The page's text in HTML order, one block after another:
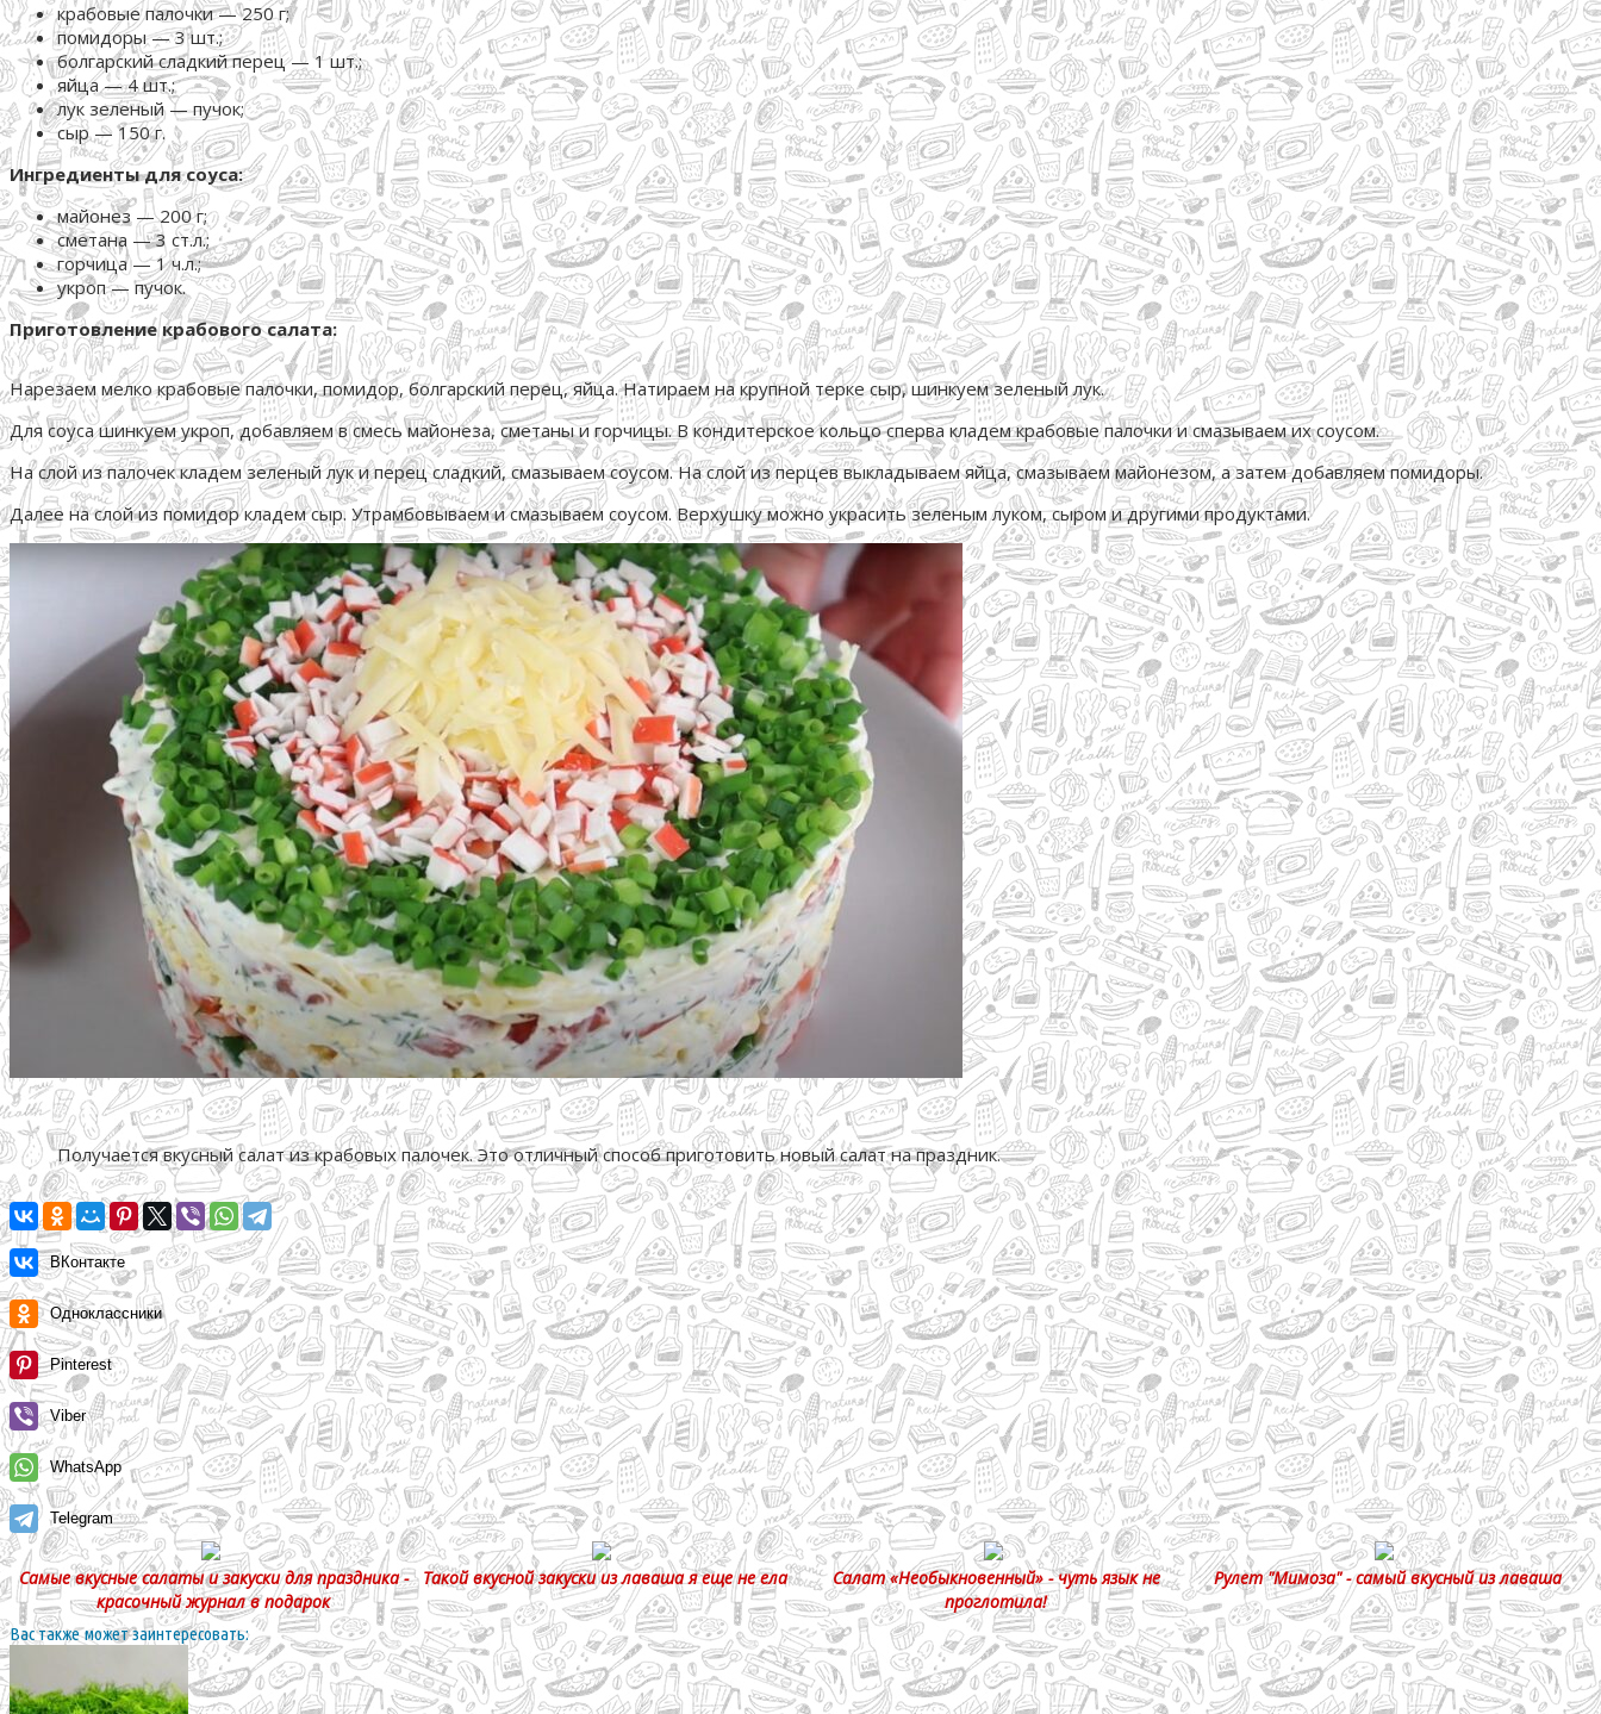
крабовые палочки — 250 г;
помидоры — 3 шт.;
болгарский сладкий перец — 1 шт.;
яйца — 4 шт.;
лук зеленый — пучок;
сыр — 150 г.
Ингредиенты для соуса:
майонез — 200 г;
сметана — 3 ст.л.;
горчица — 1 ч.л.;
укроп — пучок.
Приготовление крабового салата:
Нарезаем мелко крабовые палочки, помидор, болгарский перец, яйца. Натираем на крупной терке сыр, шинкуем зеленый лук.
Для соуса шинкуем укроп, добавляем в смесь майонеза, сметаны и горчицы. В кондитерское кольцо сперва кладем крабовые палочки и смазываем их соусом.
На слой из палочек кладем зеленый лук и перец сладкий, смазываем соусом. На слой из перцев выкладываем яйца, смазываем майонезом, а затем добавляем помидоры.
Далее на слой из помидор кладем сыр. Утрамбовываем и смазываем соусом. Верхушку можно украсить зеленым луком, сыром и другими продуктами.
Получается вкусный салат из крабовых палочек. Это отличный способ приготовить новый салат на праздник.
ВКонтакте
Одноклассники
Pinterest
Viber
WhatsApp
Telegram
Самые вкусные салаты и закуски для праздника -
красочный журнал в подарок
Такой вкусной закуски из лаваша я еще не ела
Салат «Необыкновенный» - чуть язык не
проглотила!
Рулет "Мимоза" - самый вкусный из лаваша
Вас также может заинтересовать: